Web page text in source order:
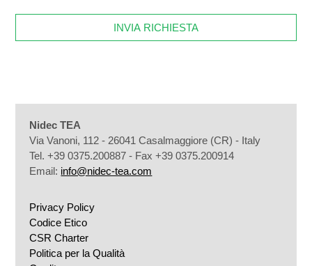
Nidec TEA
Via Vanoni, 112 - 26041 Casalmaggiore (CR) - Italy
Tel. +39 0375.200887 - Fax +39 0375.200914
Email: info@nidec-tea.com
Privacy Policy
Codice Etico
CSR Charter
Politica per la Qualità